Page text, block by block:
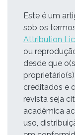
Este é um
sob os
Attribution
ou
desde que
creditados e
revista seja
acadêmica
uso,